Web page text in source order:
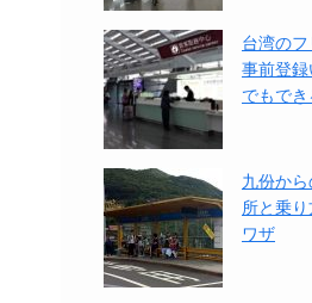
台湾のフ
事前登
でもでき
九份か
所と乗
ワザ